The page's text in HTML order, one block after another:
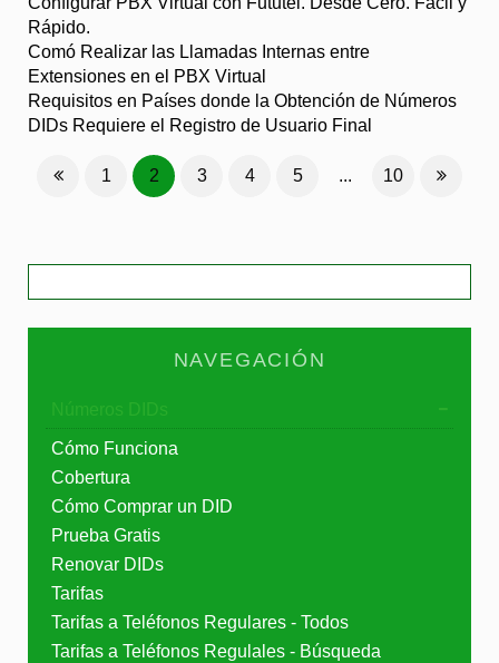
Rápido.
Comó Realizar las Llamadas Internas entre
Extensiones en el PBX Virtual
Requisitos en Países donde la Obtención de Números
DIDs Requiere el Registro de Usuario Final
1 2 3 4 5 ... 10
NAVEGACIÓN
Números DIDs
Cómo Funciona
Cobertura
Cómo Comprar un DID
Prueba Gratis
Renovar DIDs
Tarifas
Tarifas a Teléfonos Regulares - Todos
Tarifas a Teléfonos Regulales - Búsqueda